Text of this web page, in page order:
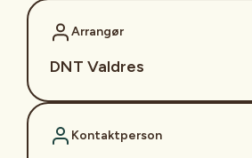
Arrangør
DNT Valdres
Kontaktperson